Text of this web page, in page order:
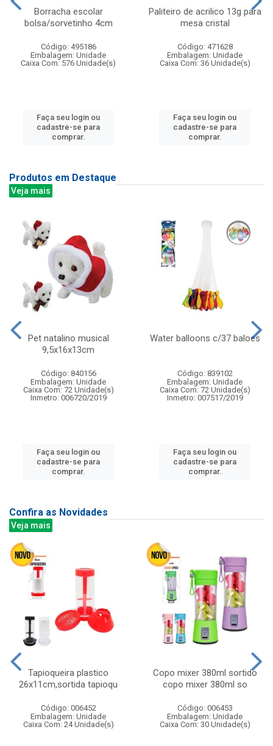
Borracha escolar
bolsa/sorvetinho 4cm
Código: 495186
Embalagem: Unidade
Caixa Com: 576 Unidade(s)
Faça seu login ou
cadastre-se para
comprar.
Paliteiro de acrilico 13g para
mesa cristal
Código: 471628
Embalagem: Unidade
Caixa Com: 36 Unidade(s)
Faça seu login ou
cadastre-se para
comprar.
Produtos em Destaque
Veja mais
Pet natalino musical
9,5x16x13cm
Código: 840156
Embalagem: Unidade
Caixa Com: 72 Unidade(s)
Inmetro: 006720/2019
Faça seu login ou
cadastre-se para
comprar.
Water balloons c/37 baloes
Código: 839102
Embalagem: Unidade
Caixa Com: 72 Unidade(s)
Inmetro: 007517/2019
Faça seu login ou
cadastre-se para
comprar.
Confira as Novidades
Veja mais
Tapioqueira plastico
26x11cm,sortida tapioqu
Código: 006452
Embalagem: Unidade
Caixa Com: 24 Unidade(s)
Copo mixer 380ml sortido
copo mixer 380ml so
Código: 006453
Embalagem: Unidade
Caixa Com: 30 Unidade(s)